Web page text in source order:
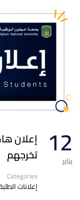
12
يناير
إعلان
تخرجهم
Categories
إعلانات